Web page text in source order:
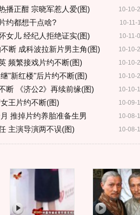
10-10-
播正酣 宗晓军惹人爱(图)
10-11-
约都想干点啥?
10-11-
女儿 经纪人拒绝证实(图)
10-10-
断 成科波拉新片男主角(图)
10-10-
频繁接戏片约不断(图)
10-10-
"新红楼"后片约不断(图)
10-10-
断 《济公2》再续前缘(图)
10-09-
王片约不断(图)
10-08-
推掉片约养胎准备生男
10-08-
主演导演两不误(图)